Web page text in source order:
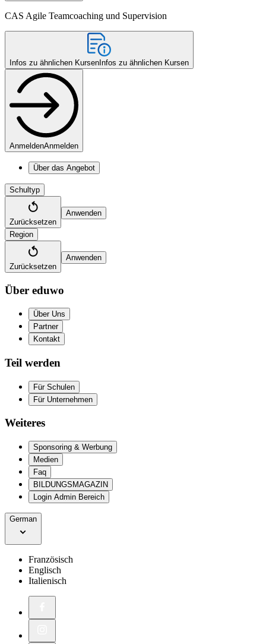
CAS Agile Teamcoaching und Supervision
Infos zu ähnlichen Kursen Infos zu ähnlichen Kursen
AnmeldenAnmelden
Über das Angebot
Schultyp
Zurücksetzen
Anwenden
Region
Zurücksetzen
Anwenden
Über eduwo
Über Uns
Partner
Kontakt
Teil werden
Für Schulen
Für Unternehmen
Weiteres
Sponsoring & Werbung
Medien
Faq
BILDUNGSMAGAZIN
Login Admin Bereich
German
Französisch
Englisch
Italienisch